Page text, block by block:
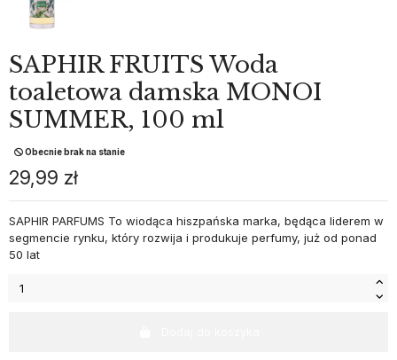
SAPHIR FRUITS Woda
toaletowa damska MONOI
SUMMER, 100 ml
Obecnie brak na stanie
29,99 zł
SAPHIR PARFUMS To wiodąca hiszpańska marka, będąca liderem w
segmencie rynku, który rozwija i produkuje perfumy, już od ponad
50 lat